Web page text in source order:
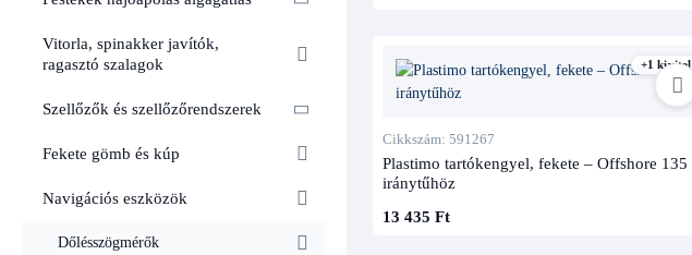
Vitorla, spinakker javítók,
ragasztó szalagok
Szellőzők és szellőzőrendszerek
Fekete gömb és kúp
Navigációs eszközök
Dőlésszögmérők
+1 kivitel
Cikkszám: 591267
Plastimo tartókengyel, fekete – Offshore 135
iránytűhöz
13 435 Ft